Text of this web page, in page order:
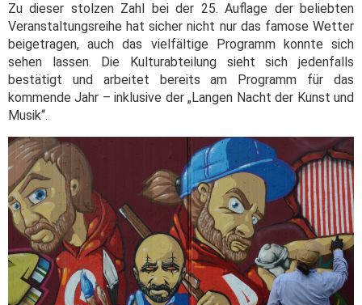
Zu dieser stolzen Zahl bei der 25. Auflage der beliebten
Veranstaltungsreihe hat sicher nicht nur das famose Wetter
beigetragen, auch das vielfältige Programm konnte sich
sehen lassen. Die Kulturabteilung sieht sich jedenfalls
bestätigt und arbeitet bereits am Programm für das
kommende Jahr – inklusive der „Langen Nacht der Kunst und
Musik“.